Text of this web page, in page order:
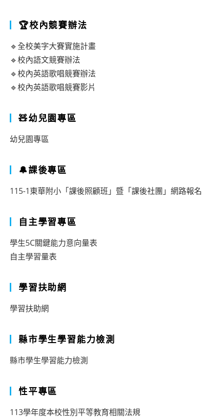
🏆校內競賽辦法
🔹全校美字大賽實施計畫
🔹校內語文競賽辦法
🔹校內英語歌唱競賽辦法
🔹校內英語歌唱競賽影片
🧸幼兒園專區
幼兒園專區
🔔課後專區
115-1東華附小「課後照顧班」暨「課後社團」網路報名
自主學習專區
學生5C關鍵能力意向量表
自主學習量表
學習扶助網
學習扶助網
縣市學生學習能力檢測
縣市學生學習能力檢測
性平專區
113學年度本校性別平等教育相關法規